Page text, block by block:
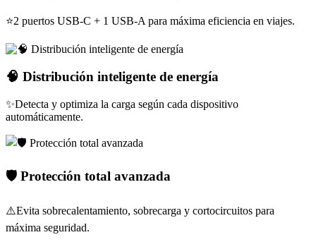
⭐2 puertos USB-C + 1 USB-A para máxima eficiencia en viajes.
🧠 Distribución inteligente de energía
✨Detecta y optimiza la carga según cada dispositivo
automáticamente.
🛡️ Protección total avanzada
⚠️Evita sobrecalentamiento, sobrecarga y cortocircuitos para
máxima seguridad.